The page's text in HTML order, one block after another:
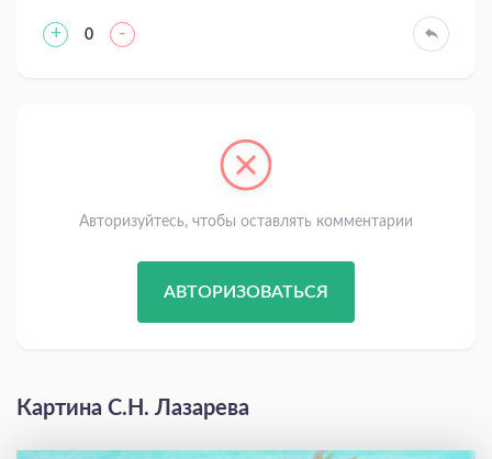
+ 0 -
Авторизуйтесь, чтобы оставлять комментарии
АВТОРИЗОВАТЬСЯ
Картина С.Н. Лазарева